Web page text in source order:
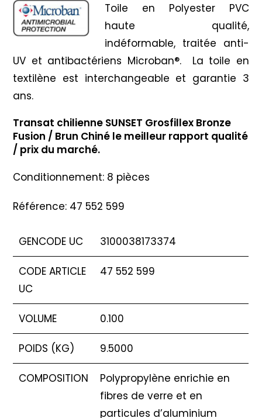
Toile en Polyester PVC
haute qualité,
indéformable, traitée anti-
UV et antibactériens Microban®. La toile en
textilène est interchangeable et garantie 3
ans.
Transat chilienne SUNSET Grosfillex Bronze
Fusion / Brun Chiné le meilleur rapport qualité
/ prix du marché.
Conditionnement: 8 pièces
Référence: 47 552 599
GENCODE UC 3100038173374
CODE ARTICLE
UC
47 552 599
VOLUME 0.100
POIDS (KG) 9.5000
COMPOSITION
Polypropylène enrichie en
fibres de verre et en
particules d’aluminium